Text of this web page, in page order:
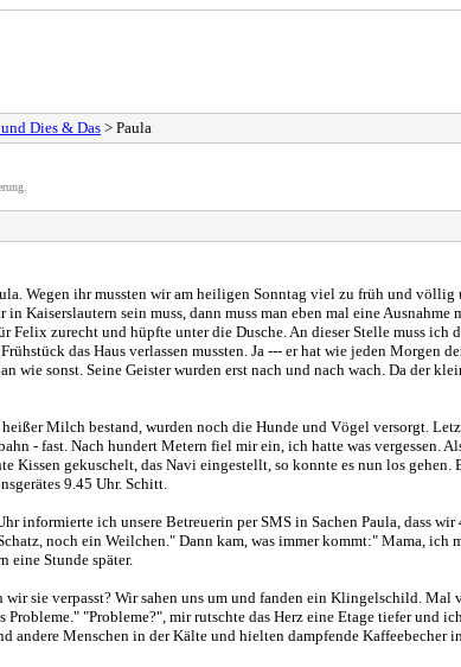
Dies & Das> Paula
Wegen ihr mussten wir am heiligen Sonntag viel zu früh und
Kaiserslautern sein muss, dann muss man eben mal eine
zurecht und hüpfte unter die Dusche. An dieser Stelle muss
das Haus verlassen mussten. Ja --- er hat wie jeden Morgen
sonst. Seine Geister wurden erst nach und nach wach. Da der
Milch bestand, wurden noch die Hunde und Vögel versorgt.
- fast. Nach hundert Metern fiel mir ein, ich hatte was vergessen.
Kissen gekuschelt, das Navi eingestellt, so konnte es nun los
9.45 Uhr. Schitt.
informierte ich unsere Betreuerin per SMS in Sachen Paula, dass
noch ein Weilchen." Dann kam, was immer kommt:" Mama, ich
eine Stunde später.
sie verpasst? Wir sahen uns um und fanden ein Klingelschild.
"Probleme?", mir rutschte das Herz eine Etage tiefer und
andere Menschen in der Kälte und hielten dampfende